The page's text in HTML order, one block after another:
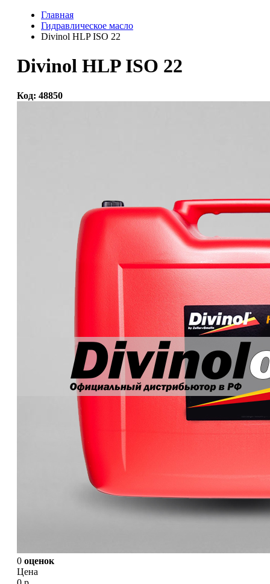
Главная
Гидравлическое масло
Divinol HLP ISO 22
Divinol HLP ISO 22
Код: 48850
0 оценок
Цена